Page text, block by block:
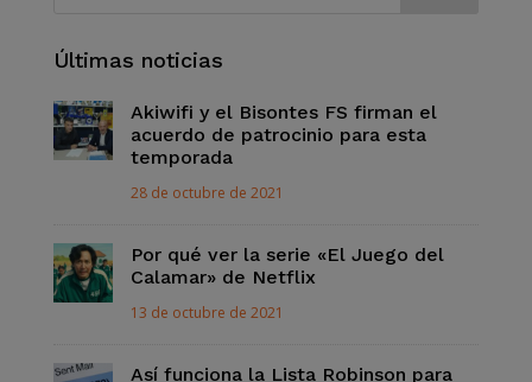
Últimas noticias
Akiwifi y el Bisontes FS firman el
acuerdo de patrocinio para esta
temporada
28 de octubre de 2021
Por qué ver la serie «El Juego del
Calamar» de Netflix
13 de octubre de 2021
Así funciona la Lista Robinson para